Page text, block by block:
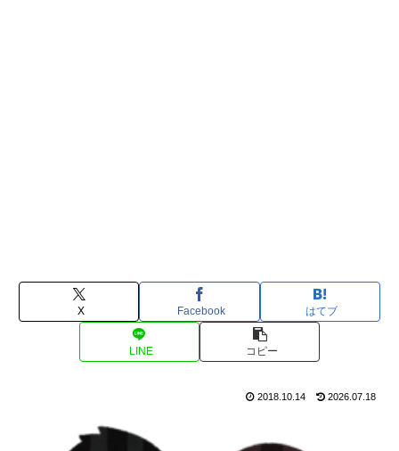
X Facebook はてブ
LINE コピー
2018.10.14 2026.07.18